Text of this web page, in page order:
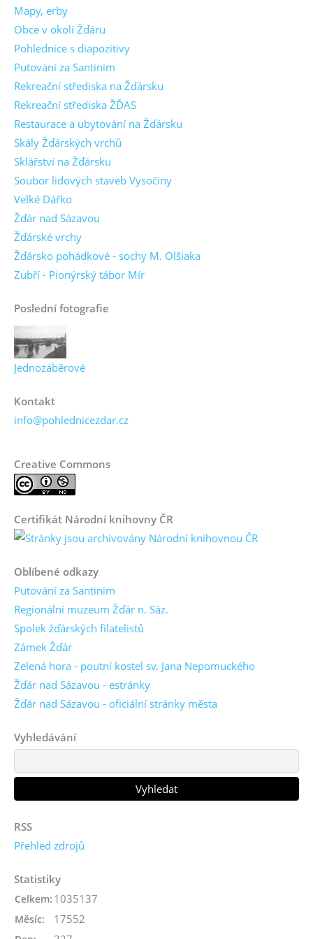
Mapy, erby
Obce v okolí Žďáru
Pohlednice s diapozitivy
Putování za Santinim
Rekreační střediska na Žďársku
Rekreační střediska ŽĎAS
Restaurace a ubytování na Žďársku
Skály Žďárských vrchů
Sklářství na Žďársku
Soubor lidových staveb Vysočiny
Velké Dářko
Žďár nad Sázavou
Žďárské vrchy
Žďársko pohádkové - sochy M. Olšiaka
Zubří - Pionýrský tábor Mír
Poslední fotografie
Jednozáběrové
Kontakt
info@pohlednicezdar.cz
Creative Commons
Certifikát Národní knihovny ČR
Oblíbené odkazy
Putování za Santinim
Regionální muzeum Žďár n. Sáz.
Spolek žďárských filatelistů
Zámek Žďár
Zelená hora - poutní kostel sv. Jana Nepomuckého
Žďár nad Sázavou - estránky
Žďár nad Sázavou - oficiální stránky města
Vyhledávání
RSS
Přehled zdrojů
Statistiky
Celkem: 1035137
Měsíc: 17552